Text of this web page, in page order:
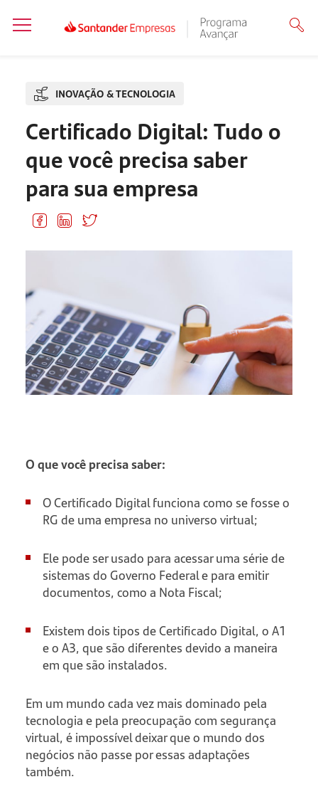
INOVAÇÃO & TECNOLOGIA
Certificado Digital: Tudo o
que você precisa saber
para sua empresa
O que você precisa saber:
O Certificado Digital funciona como se fosse o
RG de uma empresa no universo virtual;
Ele pode ser usado para acessar uma série de
sistemas do Governo Federal e para emitir
documentos, como a Nota Fiscal;
Existem dois tipos de Certificado Digital, o A1
e o A3, que são diferentes devido a maneira
em que são instalados.
Em um mundo cada vez mais dominado pela
tecnologia e pela preocupação com segurança
virtual, é impossível deixar que o mundo dos
negócios não passe por essas adaptações
também.